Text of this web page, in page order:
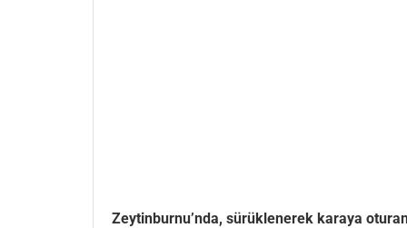
Zeytinburnu’nda, sürüklenerek karaya